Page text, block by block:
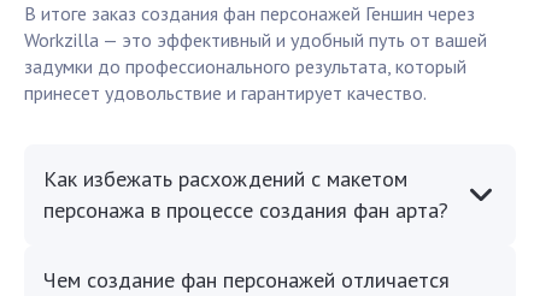
В итоге заказ создания фан персонажей Геншин через
Workzilla — это эффективный и удобный путь от вашей
задумки до профессионального результата, который
принесет удовольствие и гарантирует качество.
Как избежать расхождений с макетом
персонажа в процессе создания фан арта?
Чем создание фан персонажей отличается